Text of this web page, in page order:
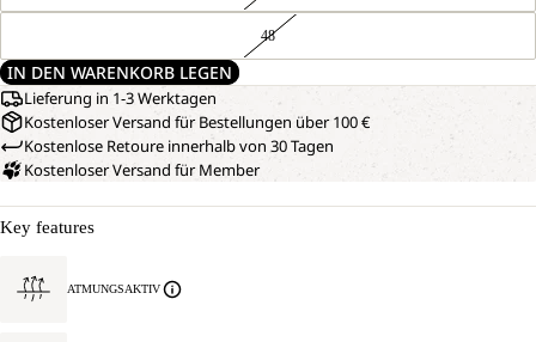
48
IN DEN WARENKORB LEGEN
Lieferung in 1-3 Werktagen
Kostenloser Versand für Bestellungen über 100 €
Kostenlose Retoure innerhalb von 30 Tagen
Kostenloser Versand für Member
Key features
ATMUNGSAKTIV